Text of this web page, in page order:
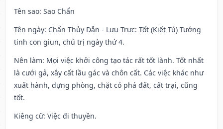
Tên sao: Sao Chẩn
Tên ngày: Chẩn Thủy Dẫn - Lưu Trực: Tốt (Kiết Tú) Tướng
tinh con giun, chủ trị ngày thứ 4.
Nên làm: Mọi việc khởi công tạo tác rất tốt lành. Tốt nhất
là cưới gả, xây cất lầu gác và chôn cất. Các việc khác như
xuất hành, dựng phòng, chặt cỏ phá đất, cất trại, cũng
tốt.
Kiêng cữ: Việc đi thuyền.